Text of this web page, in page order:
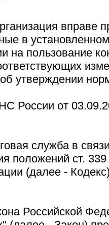
вправе
в
на пользование
утверждении
России от
служба в
положений ст. 339
(далее -
Российской